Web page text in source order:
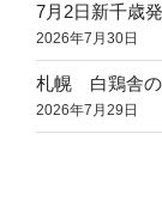
7月2日新千歳
2026年7月30日
札幌 白鶏舎の
2026年7月29日